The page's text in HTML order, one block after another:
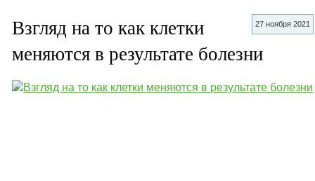
27 ноября 2021
Взгляд на то как клетки
меняются в результате болезни